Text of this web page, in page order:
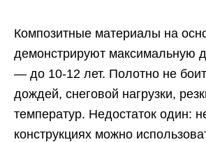
Композитные материалы на
демонстрируют максимальную
— до 10-12 лет. Полотно не
дождей, снеговой нагрузки,
температур. Недостаток один:
конструкциях можно